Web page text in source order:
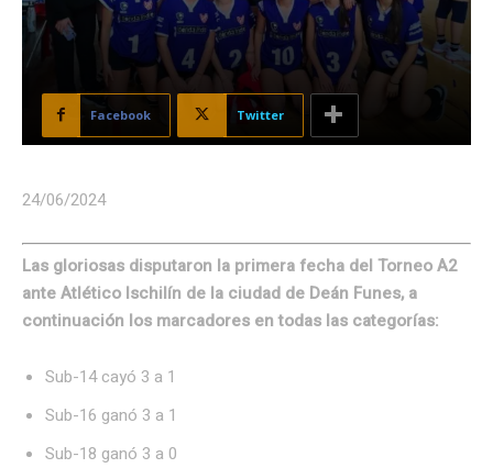
Facebook Twitter
24/06/2024
Las gloriosas disputaron la primera fecha del Torneo A2
ante Atlético Ischilín de la ciudad de Deán Funes, a
continuación los marcadores en todas las categorías:
Sub-14 cayó 3 a 1
Sub-16 ganó 3 a 1
Sub-18 ganó 3 a 0